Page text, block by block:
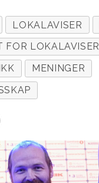
LOKALAVISER
FOR LOKALAVISER
MENINGER